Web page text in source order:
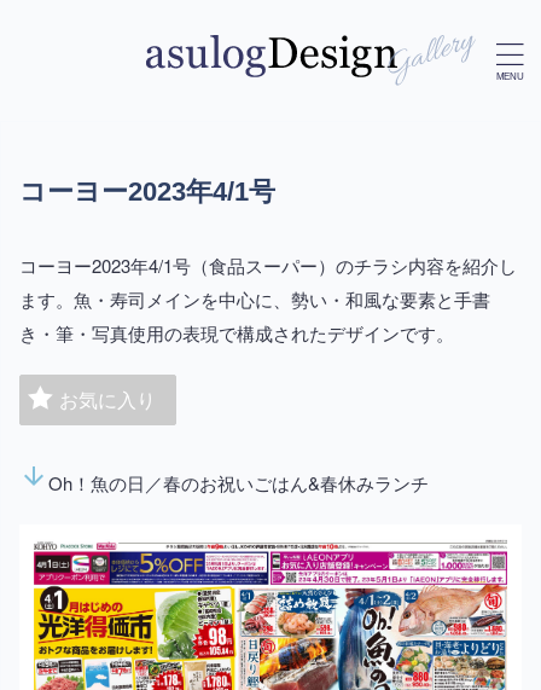
コーヨー2023年4/1号
コーヨー2023年4/1号（食品スーパー）のチラシ内容を紹介し
ます。魚・寿司メインを中心に、勢い・和風な要素と手書
き・筆・写真使用の表現で構成されたデザインです。
お気に入り
arrow_downwardOh！魚の日／春のお祝いごはん&春休みランチ